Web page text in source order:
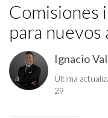
Comisiones
para nuevos
Ignacio
Última
29